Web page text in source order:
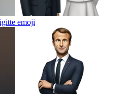
emoji